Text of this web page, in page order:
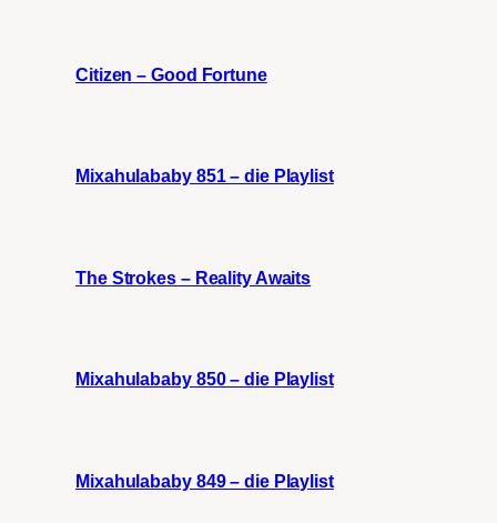
Citizen – Good Fortune
Mixahulababy 851 – die Playlist
The Strokes – Reality Awaits
Mixahulababy 850 – die Playlist
Mixahulababy 849 – die Playlist